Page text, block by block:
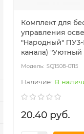
Комплект для
управления
"Народный"
канала)
SQ1508-0115
В
20.40 руб.